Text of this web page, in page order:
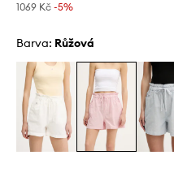
1069 Kč -5%
Barva: růžová